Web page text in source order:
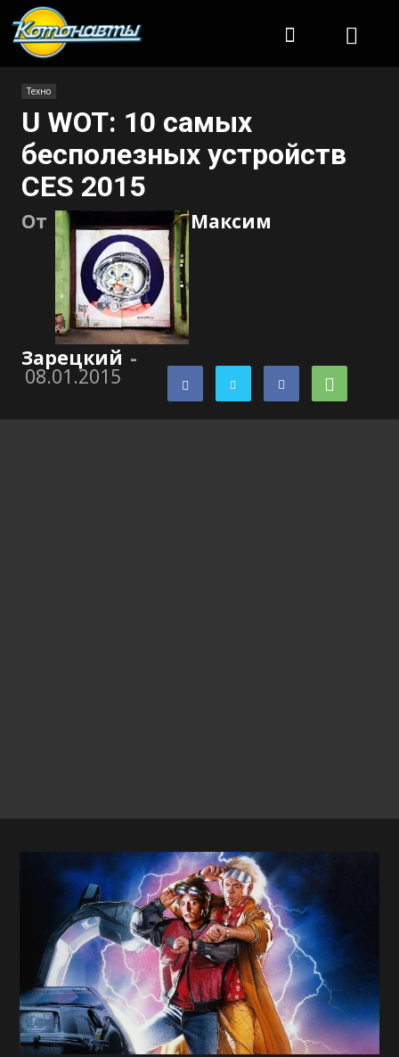
Техно
U WOT: 10 самых
бесполезных устройств
CES 2015
От Максим
Зарецкий -
08.01.2015